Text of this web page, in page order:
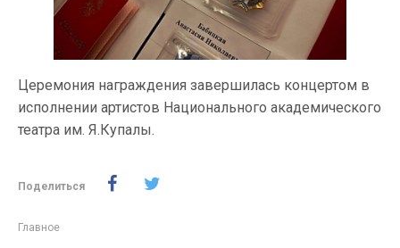
Церемония награждения завершилась концертом в
исполнении артистов Национального академического
театра им. Я.Купалы.
Поделиться
Главное